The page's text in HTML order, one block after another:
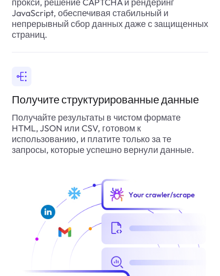
прокси, решение CAPTCHA и рендеринг
JavaScript, обеспечивая стабильный и
непрерывный сбор данных даже с защищенных
страниц.
Получите структурированные данные
Получайте результаты в чистом формате
HTML, JSON или CSV, готовом к
использованию, и платите только за те
запросы, которые успешно вернули данные.